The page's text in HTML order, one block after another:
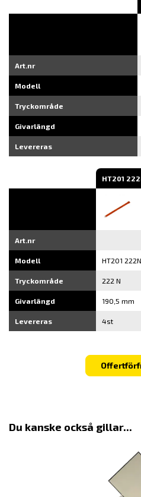
Art.nr
Modell
Tryckområde
Givarlängd
Levereras
HT201
Art.nr
Modell HT201 222N
Tryckområde 222 N
Givarlängd 190,5 mm
Levereras 4st
Du kanske också gillar...